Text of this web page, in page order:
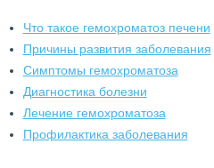
Что такое гемохроматоз печени
Причины развития заболевания
Симптомы гемохроматоза
Диагностика болезни
Лечение гемохроматоза
Профилактика заболевания